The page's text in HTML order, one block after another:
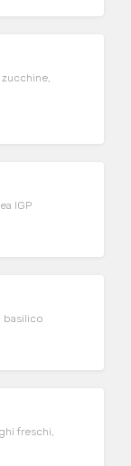
IGP
basilico
freschi,